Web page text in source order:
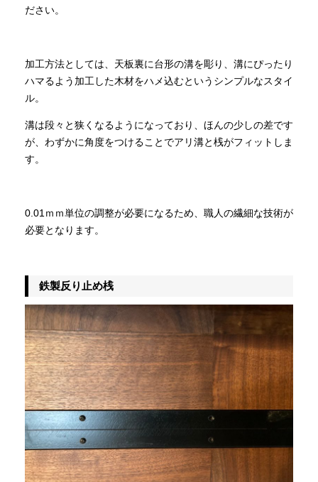
ださい。
加工方法としては、天板裏に台形の溝を彫り、溝にぴったり
ハマるよう加工した木材をハメ込むというシンプルなスタイ
ル。
溝は段々と狭くなるようになっており、ほんの少しの差です
が、わずかに角度をつけることでアリ溝と桟がフィットしま
す。
0.01ｍｍ単位の調整が必要になるため、職人の繊細な技術が
必要となります。
鉄製反り止め桟